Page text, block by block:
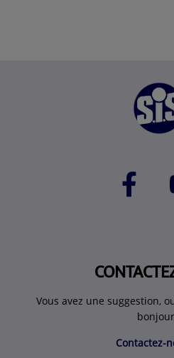
Vous avez une suggestion,
Contactez-